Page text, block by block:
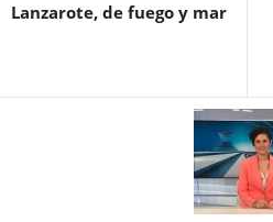
Lanzarote, de fuego y mar